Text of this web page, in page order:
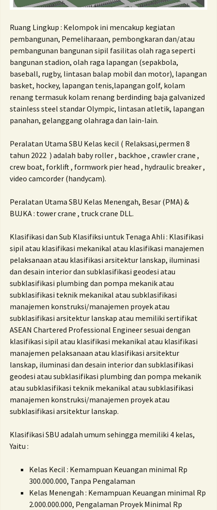
Ruang Lingkup : Kelompok ini mencakup kegiatan
pembangunan, Pemeliharaan, pembongkaran dan/atau
pembangunan bangunan sipil fasilitas olah raga seperti
bangunan stadion, olah raga lapangan (sepakbola,
baseball, rugby, lintasan balap mobil dan motor), lapangan
basket, hockey, lapangan tenis,lapangan golf, kolam
renang termasuk kolam renang berdinding baja galvanized
stainless steel standar Olympic, lintasan atletik, lapangan
panahan, gelanggang olahraga dan lain-lain.
Peralatan Utama SBU Kelas kecil ( Relaksasi,permen 8
tahun 2022 ) adalah baby roller , backhoe , crawler crane ,
crew boat, forklift , formwork pier head , hydraulic breaker ,
video camcorder (handycam).
Peralatan Utama SBU Kelas Menengah, Besar (PMA) &
BUJKA : tower crane , truck crane DLL.
Klasifikasi dan Sub Klasifiksi untuk Tenaga Ahli : Klasifikasi
sipil atau klasifikasi mekanikal atau klasifikasi manajemen
pelaksanaan atau klasifikasi arsitektur lanskap, iluminasi
dan desain interior dan subklasifikasi geodesi atau
subklasifikasi plumbing dan pompa mekanik atau
subklasifikasi teknik mekanikal atau subklasifikasi
manajemen konstruksi/manajemen proyek atau
subklasifikasi arsitektur lanskap atau memiliki sertifikat
ASEAN Chartered Professional Engineer sesuai dengan
klasifikasi sipil atau klasifikasi mekanikal atau klasifikasi
manajemen pelaksanaan atau klasifikasi arsitektur
lanskap, iluminasi dan desain interior dan subklasifikasi
geodesi atau subklasifikasi plumbing dan pompa mekanik
atau subklasifikasi teknik mekanikal atau subklasifikasi
manajemen konstruksi/manajemen proyek atau
subklasifikasi arsitektur lanskap.
Klasifikasi SBU adalah umum sehingga memiliki 4 kelas,
Yaitu :
Kelas Kecil : Kemampuan Keuangan minimal Rp
300.000.000, Tanpa Pengalaman
Kelas Menengah : Kemampuan Keuangan minimal Rp
2.000.000.000, Pengalaman Proyek Minimal Rp